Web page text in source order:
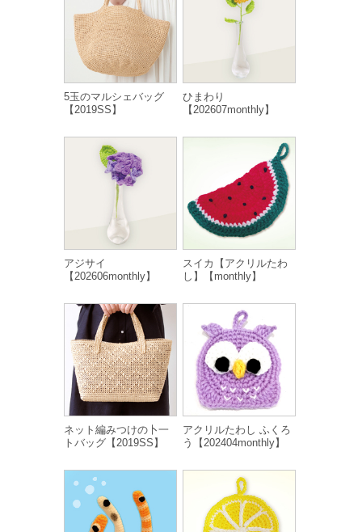
5玉のマルシェバッグ
【2019SS】
ひまわり
【202607monthly】
アジサイ
【202606monthly】
スイカ【アクリルたわ
し】【monthly】
ネット編みつけの卜一
トバッグ【2019SS】
アクリルたわし ふくろ
う【202404monthly】